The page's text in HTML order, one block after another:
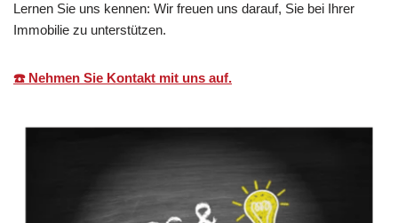
Lernen Sie uns kennen: Wir freuen uns darauf, Sie bei Ihrer
Immobilie zu unterstützen.
☎️ Nehmen Sie Kontakt mit uns auf.